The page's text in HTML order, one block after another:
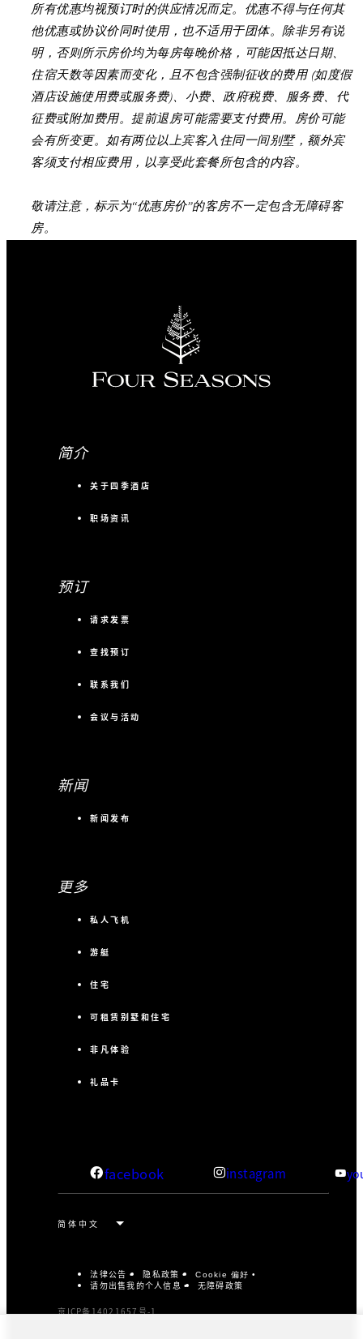
所有优惠均视预订时的供应情况而定。优惠不得与任何其
他优惠或协议价同时使用，也不适用于团体。除非另有说
明，否则所示房价均为每房每晚价格，可能因抵达日期、
住宿天数等因素而变化，且不包含强制征收的费用 (如度假
酒店设施使用费或服务费)、小费、政府税费、服务费、代
征费或附加费用。提前退房可能需要支付费用。房价可能
会有所变更。如有两位以上宾客入住同一间别墅，额外宾
客须支付相应费用，以享受此套餐所包含的内容。
敬请注意，标示为“优惠房价”的客房不一定包含无障碍客
房。
简介
关于四季酒店
职场资讯
预订
请求发票
查找预订
联系我们
会议与活动
新闻
新闻发布
更多
私人飞机
游艇
住宅
可租赁别墅和住宅
非凡体验
礼品卡
facebook instagram
法律公告 隐私政策 Cookie 偏好
请勿出售我的个人信息 无障碍政策
京ICP备14021657号-1